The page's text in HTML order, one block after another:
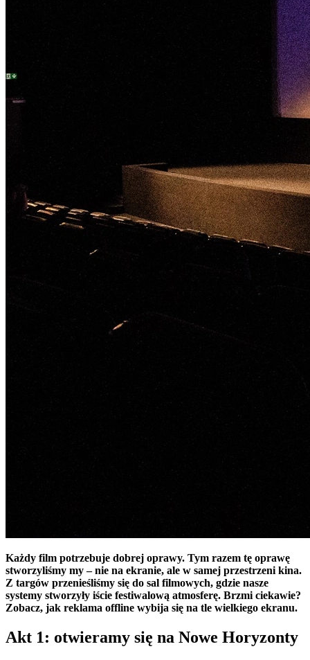
Każdy film potrzebuje dobrej oprawy. Tym razem tę oprawę
stworzyliśmy my – nie na ekranie, ale w samej przestrzeni kina.
Z targów przenieśliśmy się do sal filmowych, gdzie nasze
systemy stworzyły iście festiwalową atmosferę. Brzmi ciekawie?
Zobacz, jak reklama offline wybija się na tle wielkiego ekranu.
Akt 1: otwieramy się na Nowe Horyzonty